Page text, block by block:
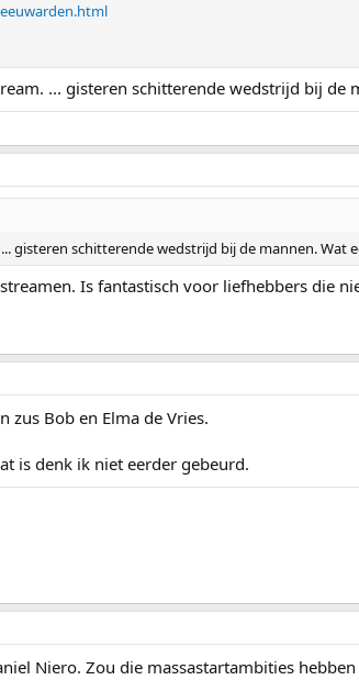
... gisteren schitterende wedstrijd bij de
gisteren schitterende wedstrijd bij de mannen. Wat
Is fantastisch voor liefhebbers die
Bob en Elma de Vries.
is denk ik niet eerder gebeurd.
Niero. Zou die massastartambities